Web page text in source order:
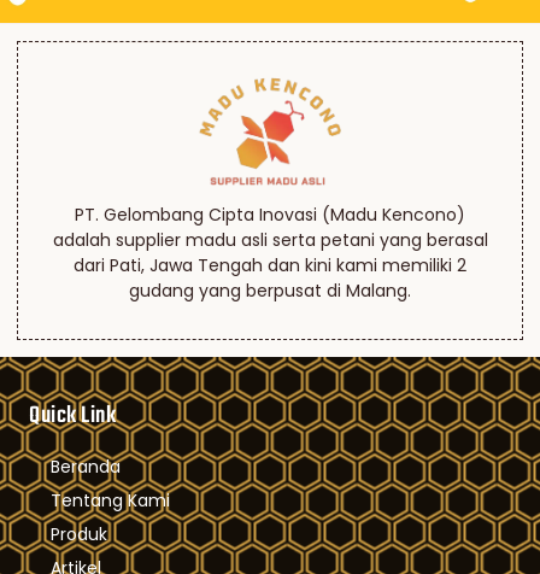
PT. Gelombang Cipta Inovasi (Madu Kencono)
adalah supplier madu asli serta petani yang berasal
dari Pati, Jawa Tengah dan kini kami memiliki 2
gudang yang berpusat di Malang.
Quick Link
Beranda
Tentang Kami
Produk
Artikel